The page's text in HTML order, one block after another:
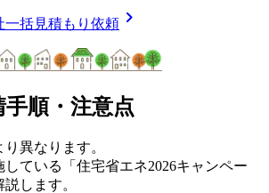
一括見積もり依頼 chevron_right
順・注意点
異なります。
ている「住宅省エネ2026キャンペー
します。